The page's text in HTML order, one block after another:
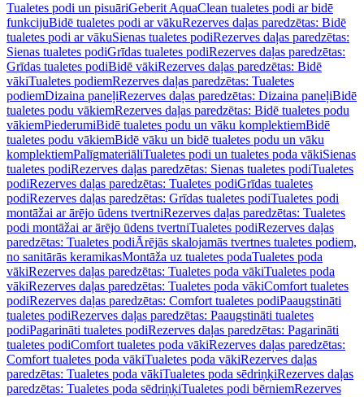
Tualetes podi un pisuāriGeberit AquaClean tualetes podi ar bidē
funkcijuBidē tualetes podi ar vākuRezerves daļas paredzētas: Bidē
tualetes podi ar vākuSienas tualetes podiRezerves daļas paredzētas:
Sienas tualetes podiGrīdas tualetes podiRezerves daļas paredzētas:
Grīdas tualetes podiBidē vākiRezerves daļas paredzētas: Bidē
vākiTualetes podiemRezerves daļas paredzētas: Tualetes
podiemDizaina paneļiRezerves daļas paredzētas: Dizaina paneļiBidē
tualetes podu vākiemRezerves daļas paredzētas: Bidē tualetes podu
vākiemPiederumiBidē tualetes podu un vāku komplektiemBidē
tualetes podu vākiemBidē vāku un bidē tualetes podu un vāku
komplektiemPalīgmateriāliTualetes podi un tualetes poda vākiSienas
tualetes podiRezerves daļas paredzētas: Sienas tualetes podiTualetes
podiRezerves daļas paredzētas: Tualetes podiGrīdas tualetes
podiRezerves daļas paredzētas: Grīdas tualetes podiTualetes podi
montāžai ar ārējo ūdens tvertniRezerves daļas paredzētas: Tualetes
podi montāžai ar ārējo ūdens tvertniTualetes podiRezerves daļas
paredzētas: Tualetes podiĀrējās skalojamās tvertnes tualetes podiem,
no sanitārās keramikasMontāža uz tualetes podaTualetes poda
vākiRezerves daļas paredzētas: Tualetes poda vākiTualetes poda
vākiRezerves daļas paredzētas: Tualetes poda vākiComfort tualetes
podiRezerves daļas paredzētas: Comfort tualetes podiPaaugstināti
tualetes podiRezerves daļas paredzētas: Paaugstināti tualetes
podiPagarināti tualetes podiRezerves daļas paredzētas: Pagarināti
tualetes podiComfort tualetes poda vākiRezerves daļas paredzētas:
Comfort tualetes poda vākiTualetes poda vākiRezerves daļas
paredzētas: Tualetes poda vākiTualetes poda sēdriņķiRezerves daļas
paredzētas: Tualetes poda sēdriņķiTualetes podi bērniemRezerves